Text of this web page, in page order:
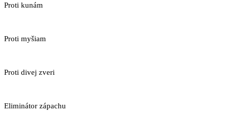
Proti kunám
Proti myšiam
Proti divej zveri
Eliminátor zápachu